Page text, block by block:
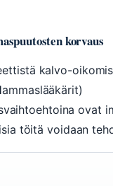
korvaus
kalvo-
ovat
töitä voidaan